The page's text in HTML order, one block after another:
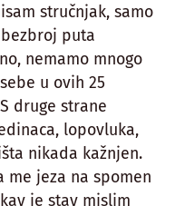
stručnjak, samo
puta
nemamo mnogo
u ovih 25
druge strane
lopovluka,
nikada kažnjen.
me jeza na spomen
je stav mislim